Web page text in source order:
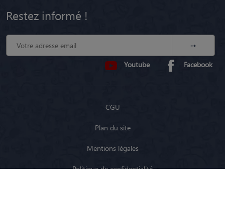
Restez informé !
Youtube Facebook
CGU
Plan du site
Mentions légales
Politique de confidentialité